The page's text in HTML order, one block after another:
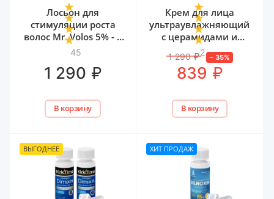
45
Лосьон для
стимуляции роста
волос Mr. Volos 5% - 1
флакон
1 290 ₽
В корзину
2
Крем для лица
ультраувлажняющий
с церамидами и
мочевиной Mr. Volos,
50 мл
1 290 ₽ – 35%
839 ₽
В корзину
ВЫГОДНЕЕ ХИТ ПРОДАЖ